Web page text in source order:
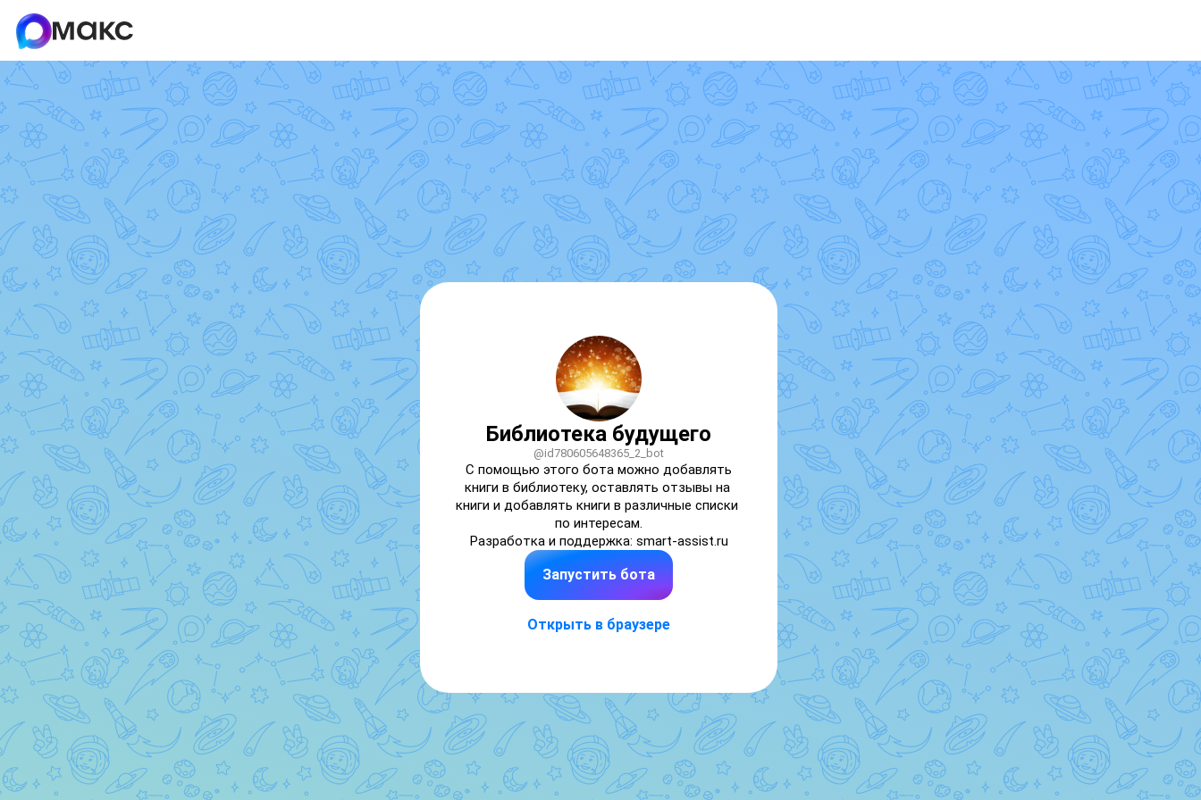
Библиотека будущего
@id780605648365_2_bot
С помощью этого бота можно добавлять
книги в библиотеку, оставлять отзывы на
книги и добавлять книги в различные списки
по интересам.
Разработка и поддержка: smart-assist.ru
Запустить бота
Открыть в браузере